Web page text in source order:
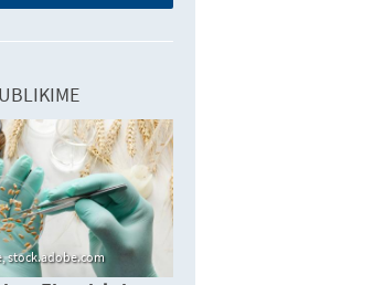
stock.adobe.com